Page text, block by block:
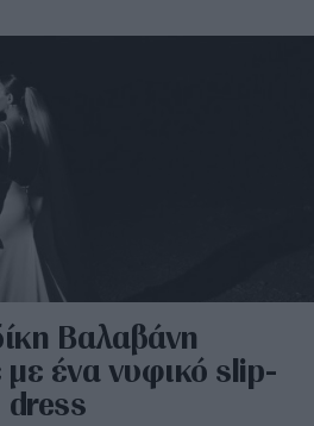
Βαλαβάνη
με ένα νυφικό slip-
dress